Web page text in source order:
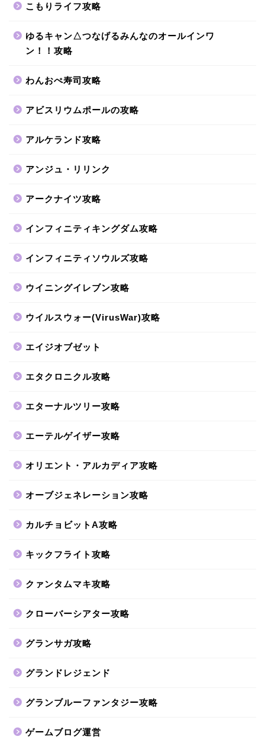
こもりライフ攻略
ゆるキャン△つなげるみんなのオールインワ
ン！！攻略
わんおぺ寿司攻略
アビスリウムポールの攻略
アルケランド攻略
アンジュ・リリンク
アークナイツ攻略
インフィニティキングダム攻略
インフィニティソウルズ攻略
ウイニングイレブン攻略
ウイルスウォー(VirusWar)攻略
エイジオブゼット
エタクロニクル攻略
エターナルツリー攻略
エーテルゲイザー攻略
オリエント・アルカディア攻略
オーブジェネレーション攻略
カルチョビットA攻略
キックフライト攻略
クァンタムマキ攻略
クローバーシアター攻略
グランサガ攻略
グランドレジェンド
グランブルーファンタジー攻略
ゲームブログ運営